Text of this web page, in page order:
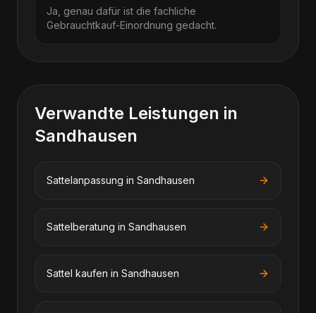
Ja, genau dafür ist die fachliche
Gebrauchtkauf-Einordnung gedacht.
Verwandte Leistungen in
Sandhausen
Sattelanpassung in Sandhausen
Sattelberatung in Sandhausen
Sattel kaufen in Sandhausen